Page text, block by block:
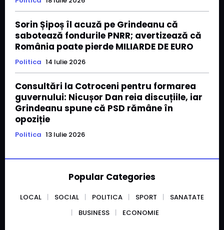
Sorin Șipoș îl acuză pe Grindeanu că
sabotează fondurile PNRR; avertizează că
România poate pierde MILIARDE DE EURO
Politica 14 Iulie 2026
Consultări la Cotroceni pentru formarea
guvernului: Nicușor Dan reia discuțiile, iar
Grindeanu spune că PSD rămâne în
opoziție
Politica 13 Iulie 2026
Popular Categories
LOCAL SOCIAL POLITICA SPORT
SANATATE
BUSINESS
ECONOMIE